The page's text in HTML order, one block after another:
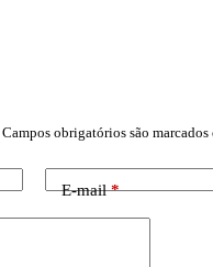
Campos obrigatórios são marcados
E-mail*